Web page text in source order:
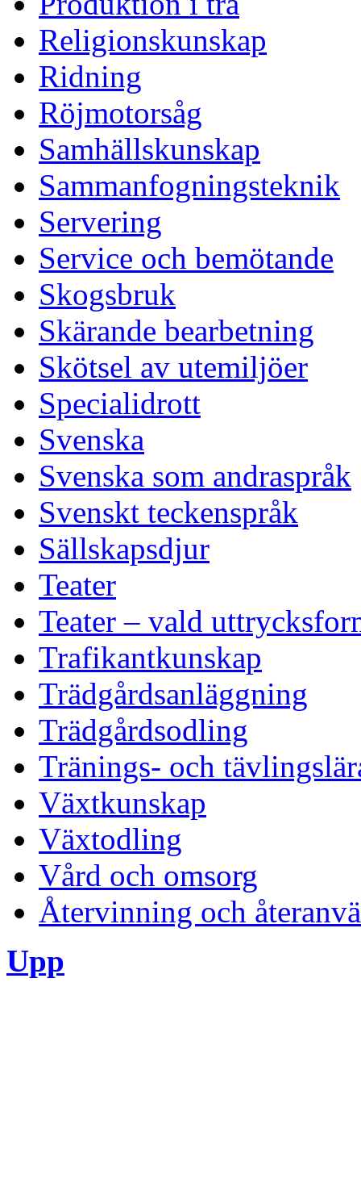
Religionskunskap
Ridning
Röjmotorsåg
Samhällskunskap
Sammanfogningsteknik
Servering
Service och bemötande
Skogsbruk
Skärande bearbetning
Skötsel av utemiljöer
Specialidrott
Svenska
Svenska som andraspråk
Svenskt teckenspråk
Sällskapsdjur
Teater
Teater – vald
Trafikantkunskap
Trädgårdsanläggning
Trädgårdsodling
Tränings- och
Växtkunskap
Växtodling
Vård och omsorg
Återvinning och
Upp